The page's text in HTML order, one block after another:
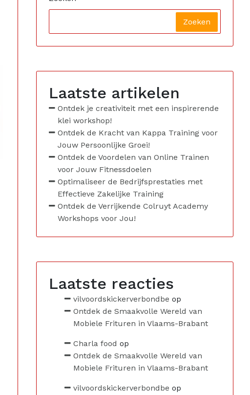
Zoeken
Laatste artikelen
Ontdek je creativiteit met een inspirerende
klei workshop!
Ontdek de Kracht van Kappa Training voor
Jouw Persoonlijke Groei!
Ontdek de Voordelen van Online Trainen
voor Jouw Fitnessdoelen
Optimaliseer de Bedrijfsprestaties met
Effectieve Zakelijke Training
Ontdek de Verrijkende Colruyt Academy
Workshops voor Jou!
Laatste reacties
vilvoordskickerverbondbe op
Ontdek de Smaakvolle Wereld van
Mobiele Frituren in Vlaams-Brabant
Charla food op
Ontdek de Smaakvolle Wereld van
Mobiele Frituren in Vlaams-Brabant
vilvoordskickerverbondbe op